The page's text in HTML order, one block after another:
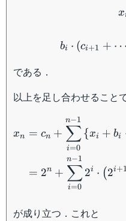
x
bi ⋅ (ci+1 + ⋯
である．
以上を足し合わせること
xn = cn +
i=0
∑
n−1
{xi + bi
= 2n +
i=0
∑
n−1
2i ⋅ (2i+1
が成り立つ．これと